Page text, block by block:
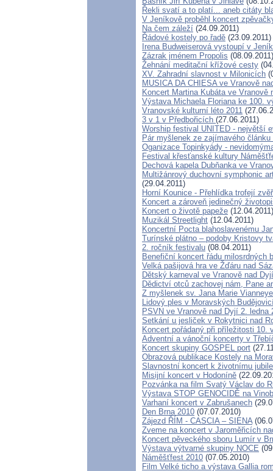
Řekli svatí a to platí... aneb citáty
V Jeníkově proběhl koncert
Na čem záleží (24.09.2011)
Řádové kostely po řadě (23.09.2011)
Irena Budweiserová vystoupí v
Zázrak jménem Propolis (08.09.2011)
Žehnání meditační křížové cesty
XV. Zahradní slavnost v Milonicích
MUSICA DA CHIESA ve Vranově
Koncert Martina Kubáta ve Vranově
Výstava Michaela Floriana ke 100.
Vranovské kulturní léto 2011
3 v 1 v Předbořicích (27.06.2011)
Worship festival UNITED - největší
Pár myšlenek ze zajímavého
Oganizace Topinkyády -
Festival křesťanské kultury
Dechová kapela Dubňanka ve
Multižánrový duchovní symphonic
(29.04.2011)
Horní Kounice - Přehlídka trofejí
Koncert a zároveň jedinečný
Koncert o životě papeže (12.04.2011)
Muzikál Streetlight (12.04.2011)
Koncertní Pocta blahoslavenému
Turínské plátno – podoby Kristovy
2. ročník festivalu (08.04.2011)
Benefiční koncert řádu milosrdných
Velká pašijová hra ve Žďáru nad
Dětský karneval ve Vranově nad
Dědictví otců zachovej nám, Pane
Z myšlenek sv. Jana Marie Vianneye
Lidový ples v Moravských
PSVN ve Vranově nad Dyjí 2. ledna
Setkání u jesliček v Rokytnici nad
Koncert pořádaný při příležitosti
Adventní a vánoční koncerty v
Koncert skupiny GOSPEL port
Obrazová publikace Kostely na
Slavnostní koncert k životnímu
Misijní koncert v Hodoníně
Pozvánka na film Svatý Václav do
Výstava STOP GENOCIDĚ na
Varhaní koncert v Zabrušanech
Den Brna 2010 (07.07.2010)
Zájezd ŘÍM - CASCIA – SIENA
Zveme na koncert v Jaroměřicích
Koncert pěveckého sboru Lumír v
Výstava výtvarné skupiny NOCE
Náměšťfest 2010 (07.05.2010)
Film Velké ticho a výstava Gallia